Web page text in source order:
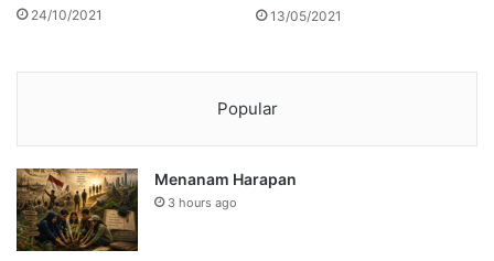
24/10/2021 13/05/2021
Popular
Menanam Harapan
3 hours ago